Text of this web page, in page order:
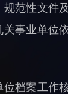
先进榜
范性文件
事业单位
位档案工作